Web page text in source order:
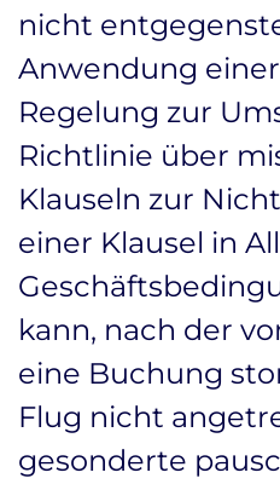
nicht
Anwendung
Regelung zur
Richtlinie über
Klauseln zur
einer Klausel in
kann, nach der
eine Buchung
Flug nicht
gesonderte